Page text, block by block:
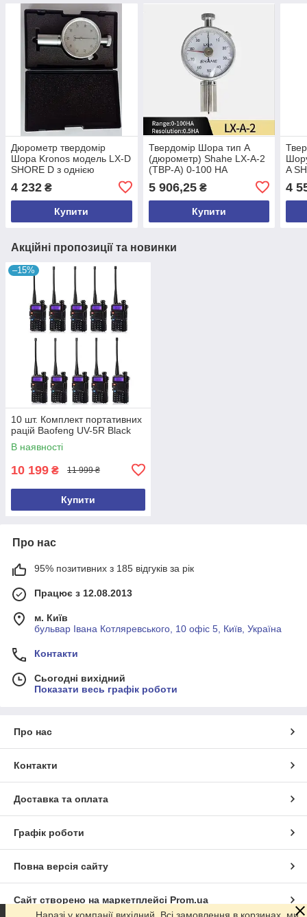
Дюрометр твердомір
Шора Kronos модель LX-D
SHORE D з однією
(mdr_5181)
4 232 ₴
Купити
Твердомір Шора тип А
(дюрометр) Shahe LX-A-2
(ТВР-A) 0-100 НА
5 906,25₴
Купити
A
4
Акційні пропозиції та новинки
–15%
10 шт. Комплект портативних
рацій Baofeng UV-5R Black
В наявності
10 199 ₴ 11 999 ₴
Купити
Про нас
95% позитивних з 185 відгуків за рік
Працює з 12.08.2013
м. Київ
бульвар Івана Котляревського, 10 офіс 5, Київ, Україна
Контакти
Сьогодні вихідний
Показати весь графік роботи
Про нас
Контакти
Доставка та оплата
Графік роботи
Повна версія сайту
Сайт створено на маркетплейсі Prom.ua